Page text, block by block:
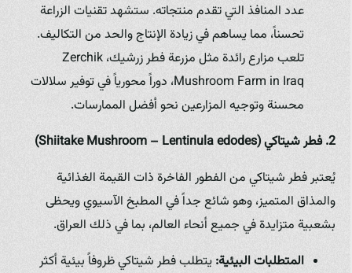
عدد المنافذ التي تقدم منتجاته. ستشهد تقنيات الزراعة
تحسناً، مما يساهم في زيادة الإنتاج والحد من التكاليف.
تلعب مزارع رائدة مثل مزرعة فطر زرشيك، Zerchik
Mushroom Farm in Iraq، دوراً محورياً في توفير سلالات
محسنة وتوجيه المزارعين نحو أفضل الممارسات.
2. فطر شيتاكي (Shiitake Mushroom – Lentinula edodes)
يُعتبر فطر شيتاكي من الفطور الفاخرة ذات القيمة الغذائية
والمذاق المتميز، وهو شائع جداً في المطبخ الآسيوي ويحظى
بشعبية متزايدة في جميع أنحاء العالم، بما في ذلك العراق.
المتطلبات البيئية:يتطلب فطر شيتاكي ظروفاً بيئية أكثر